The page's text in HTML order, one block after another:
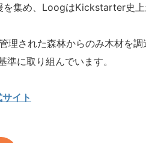
を集め、LoogはKickstarter史上
理された森林からのみ木材を
準に取り組んでいます。
イト